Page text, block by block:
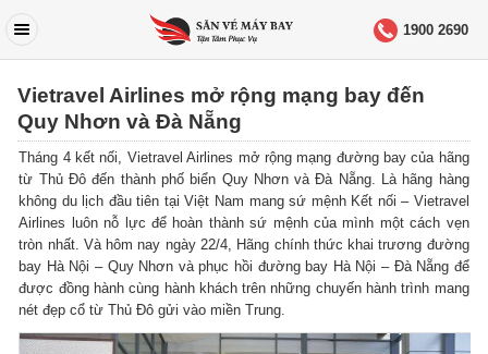
1900 2690
Vietravel Airlines mở rộng mạng bay đến
Quy Nhơn và Đà Nẵng
Tháng 4 kết nối, Vietravel Airlines mở rộng mạng đường bay của hãng
từ Thủ Đô đến thành phố biển Quy Nhơn và Đà Nẵng. Là hãng hàng
không du lịch đầu tiên tại Việt Nam mang sứ mệnh Kết nối – Vietravel
Airlines luôn nỗ lực để hoàn thành sứ mệnh của mình một cách vẹn
tròn nhất. Và hôm nay ngày 22/4, Hãng chính thức khai trương đường
bay Hà Nội – Quy Nhơn và phục hồi đường bay Hà Nội – Đà Nẵng để
được đồng hành cùng hành khách trên những chuyến hành trình mang
nét đẹp cổ từ Thủ Đô gửi vào miền Trung.